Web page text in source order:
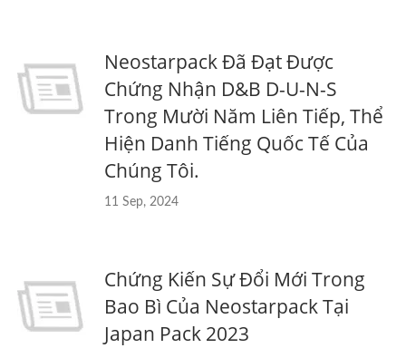
Neostarpack Đã Đạt Được
Chứng Nhận D&B D-U-N-S
Trong Mười Năm Liên Tiếp, Thể
Hiện Danh Tiếng Quốc Tế Của
Chúng Tôi.
11 Sep, 2024
Chứng Kiến Sự Đổi Mới Trong
Bao Bì Của Neostarpack Tại
Japan Pack 2023